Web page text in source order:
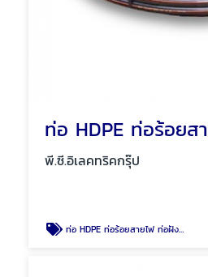
พี.ซี.อิเลคทริคกรุ๊ป
ท่อ HDPE ท่อร้อยสายไฟ ท่อฝังดิน พัทยา ชลบุรี